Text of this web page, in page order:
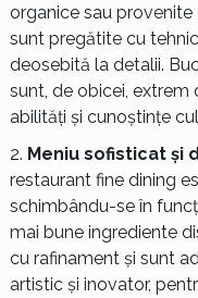
organice sau provenite
sunt pregătite cu
deosebită la detalii.
sunt, de obicei, extrem
abilități și cunoștințe
Meniu sofisticat și
restaurant fine dining
schimbându-se în
mai bune ingrediente
cu rafinament și sunt
artistic și inovator,